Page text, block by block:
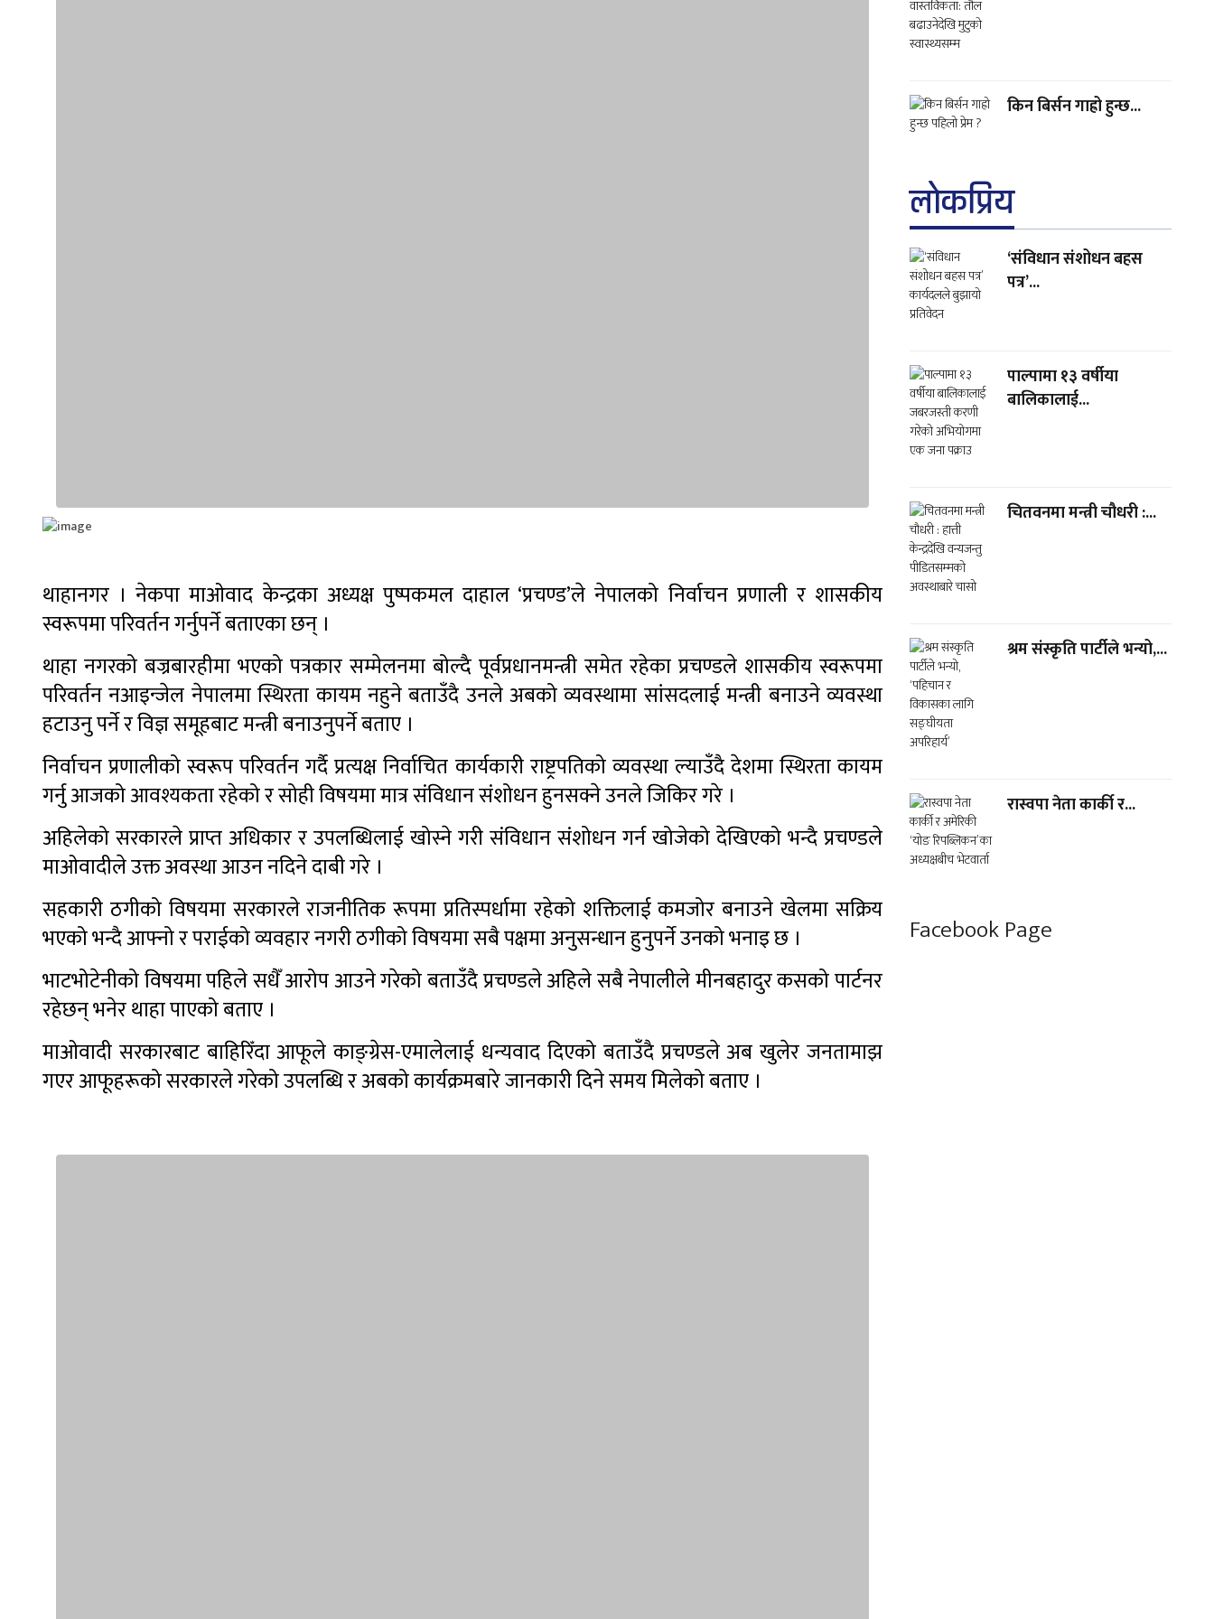
थाहानगर । नेकपा माओवाद केन्द्रका अध्यक्ष पुष्पकमल दाहाल ‘प्रचण्ड’ले नेपालको निर्वाचन प्रणाली र शासकीय
स्वरूपमा परिवर्तन गर्नुपर्ने बताएका छन् ।
थाहा नगरको बज्रबारहीमा भएको पत्रकार सम्मेलनमा बोल्दै पूर्वप्रधानमन्त्री समेत रहेका प्रचण्डले शासकीय स्वरूपमा
परिवर्तन नआइन्जेल नेपालमा स्थिरता कायम नहुने बताउँदै उनले अबको व्यवस्थामा सांसदलाई मन्त्री बनाउने व्यवस्था
हटाउनु पर्ने र विज्ञ समूहबाट मन्त्री बनाउनुपर्ने बताए ।
निर्वाचन प्रणालीको स्वरूप परिवर्तन गर्दै प्रत्यक्ष निर्वाचित कार्यकारी राष्ट्रपतिको व्यवस्था ल्याउँदै देशमा स्थिरता कायम
गर्नु आजको आवश्यकता रहेको र सोही विषयमा मात्र संविधान संशोधन हुनसक्ने उनले जिकिर गरे ।
अहिलेको सरकारले प्राप्त अधिकार र उपलब्धिलाई खोस्ने गरी संविधान संशोधन गर्न खोजेको देखिएको भन्दै प्रचण्डले
माओवादीले उक्त अवस्था आउन नदिने दाबी गरे ।
सहकारी ठगीको विषयमा सरकारले राजनीतिक रूपमा प्रतिस्पर्धामा रहेको शक्तिलाई कमजोर बनाउने खेलमा सक्रिय
भएको भन्दै आफ्नो र पराईको व्यवहार नगरी ठगीको विषयमा सबै पक्षमा अनुसन्धान हुनुपर्ने उनको भनाइ छ ।
भाटभोटेनीको विषयमा पहिले सधैँ आरोप आउने गरेको बताउँदै प्रचण्डले अहिले सबै नेपालीले मीनबहादुर कसको पार्टनर
रहेछन् भनेर थाहा पाएको बताए ।
माओवादी सरकारबाट बाहिरिँदा आफूले काङ्ग्रेस-एमालेलाई धन्यवाद दिएको बताउँदै प्रचण्डले अब खुलेर जनतामाझ
गएर आफूहरूको सरकारले गरेको उपलब्धि र अबको कार्यक्रमबारे जानकारी दिने समय मिलेको बताए ।
किन बिर्सन गाह्रो हुन्छ...
लाेकप्रिय
‘संविधान संशोधन बहस
पत्र’...
पाल्पामा १३ वर्षीया
बालिकालाई...
चितवनमा मन्त्री चौधरी :...
श्रम संस्कृति पार्टीले भन्यो,...
रास्वपा नेता कार्की र...
Facebook Page